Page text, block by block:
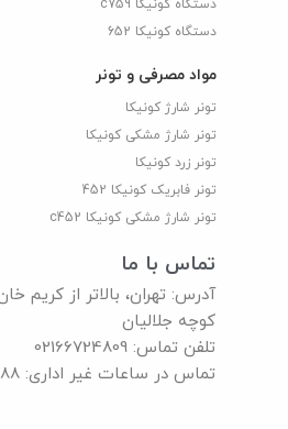
دستگاه کونیکا c759
دستگاه کونیکا 652
مواد مصرفی و تونر
تونر شارژ کونیکا
تونر شارژ مشکی کونیکا
تونر زرد کونیکا
تونر فابریک کونیکا 452
تونر شارژ مشکی کونیکا c452
تماس با ما
آدرس: تهران، بالاتر از کریم
کوچه جلالیان
تلفن تماس: 02166724809
تماس در ساعات غیر اداری: 09123222688